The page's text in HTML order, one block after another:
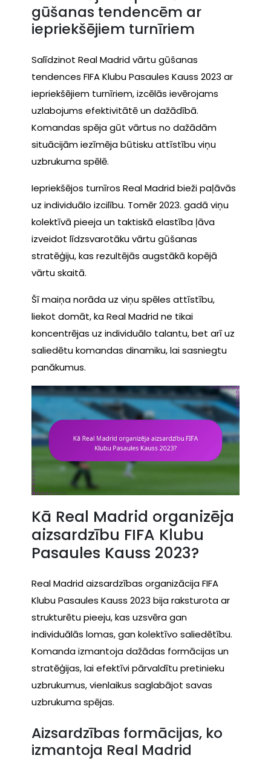
gūšanas tendencēm ar
iepriekšējiem turnīriem
Salīdzinot Real Madrid vārtu gūšanas
tendences FIFA Klubu Pasaules Kauss 2023 ar
iepriekšējiem turnīriem, izcēlās ievērojams
uzlabojums efektivitātē un dažādībā.
Komandas spēja gūt vārtus no dažādām
situācijām iezīmēja būtisku attīstību viņu
uzbrukuma spēlē.
Iepriekšējos turnīros Real Madrid bieži paļāvās
uz individuālo izcilību. Tomēr 2023. gadā viņu
kolektīvā pieeja un taktiskā elastība ļāva
izveidot līdzsvarotāku vārtu gūšanas
stratēģiju, kas rezultējās augstākā kopējā
vārtu skaitā.
Šī maiņa norāda uz viņu spēles attīstību,
liekot domāt, ka Real Madrid ne tikai
koncentrējas uz individuālo talantu, bet arī uz
saliedētu komandas dinamiku, lai sasniegtu
panākumus.
Kā Real Madrid organizēja
aizsardzību FIFA Klubu
Pasaules Kauss 2023?
Real Madrid aizsardzības organizācija FIFA
Klubu Pasaules Kauss 2023 bija raksturota ar
strukturētu pieeju, kas uzsvēra gan
individuālās lomas, gan kolektīvo saliedētību.
Komanda izmantoja dažādas formācijas un
stratēģijas, lai efektīvi pārvaldītu pretinieku
uzbrukumus, vienlaikus saglabājot savas
uzbrukuma spējas.
Aizsardzības formācijas, ko
izmantoja Real Madrid